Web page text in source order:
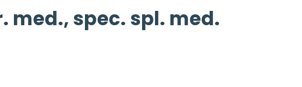
med., spec. spl. med.